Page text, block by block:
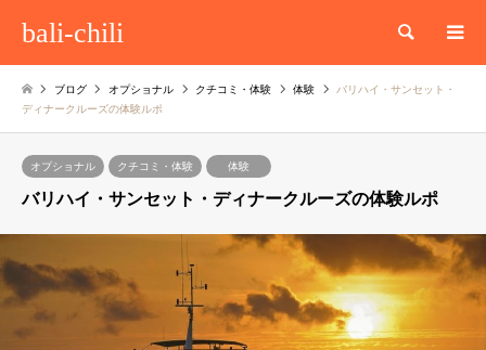
bali-chili 検索
ブログ オプショナル クチコミ・体験 体験
バリハイ・サンセット・
ディナークルーズの体験ルポ
オプショナル クチコミ・体験 体験
バリハイ・サンセット・ディナークルーズの体験ルポ